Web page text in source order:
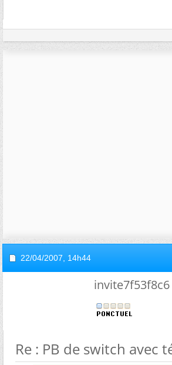
22/04/2007, 14h44
invite7f53f8c6
Re : PB de switch avec